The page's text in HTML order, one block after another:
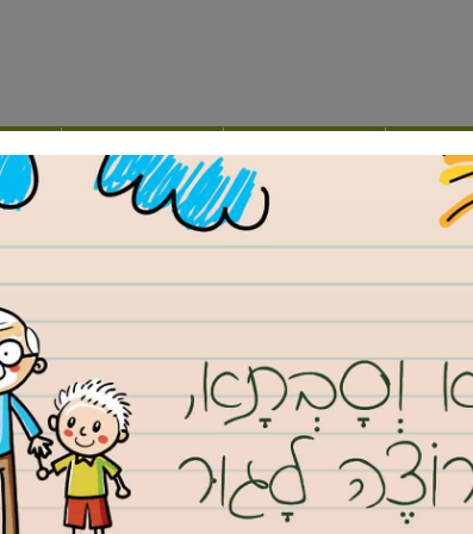
נדל”ן מועצה דתית תרבות ופנאי
מכס לצידם
גם אתגרים בירוקרטיים לא פשוטים. בכל תהליך ייבוא יש צורך
עם מסמכים מורכבים שלא תמיד מובנים לכולם.